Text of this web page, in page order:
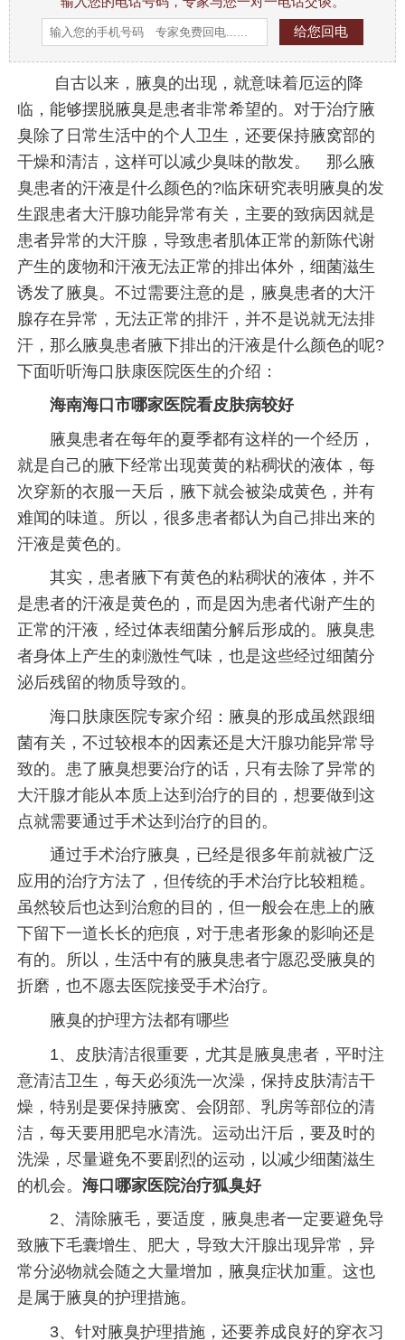
自古以来，腋臭的出现，就意味着厄运的降
临，能够摆脱腋臭是患者非常希望的。对于治疗腋
臭除了日常生活中的个人卫生，还要保持腋窝部的
干燥和清洁，这样可以减少臭味的散发。 那么腋
臭患者的汗液是什么颜色的?临床研究表明腋臭的发
生跟患者大汗腺功能异常有关，主要的致病因就是
患者异常的大汗腺，导致患者肌体正常的新陈代谢
产生的废物和汗液无法正常的排出体外，细菌滋生
诱发了腋臭。不过需要注意的是，腋臭患者的大汗
腺存在异常，无法正常的排汗，并不是说就无法排
汗，那么腋臭患者腋下排出的汗液是什么颜色的呢?
下面听听海口肤康医院医生的介绍：
海南海口市哪家医院看皮肤病较好
腋臭患者在每年的夏季都有这样的一个经历，
就是自己的腋下经常出现黄黄的粘稠状的液体，每
次穿新的衣服一天后，腋下就会被染成黄色，并有
难闻的味道。所以，很多患者都认为自己排出来的
汗液是黄色的。
其实，患者腋下有黄色的粘稠状的液体，并不
是患者的汗液是黄色的，而是因为患者代谢产生的
正常的汗液，经过体表细菌分解后形成的。腋臭患
者身体上产生的刺激性气味，也是这些经过细菌分
泌后残留的物质导致的。
海口肤康医院专家介绍：腋臭的形成虽然跟细
菌有关，不过较根本的因素还是大汗腺功能异常导
致的。患了腋臭想要治疗的话，只有去除了异常的
大汗腺才能从本质上达到治疗的目的，想要做到这
点就需要通过手术达到治疗的目的。
通过手术治疗腋臭，已经是很多年前就被广泛
应用的治疗方法了，但传统的手术治疗比较粗糙。
虽然较后也达到治愈的目的，但一般会在患上的腋
下留下一道长长的疤痕，对于患者形象的影响还是
有的。所以，生活中有的腋臭患者宁愿忍受腋臭的
折磨，也不愿去医院接受手术治疗。
腋臭的护理方法都有哪些
1、皮肤清洁很重要，尤其是腋臭患者，平时注
意清洁卫生，每天必须洗一次澡，保持皮肤清洁干
燥，特别是要保持腋窝、会阴部、乳房等部位的清
洁，每天要用肥皂水清洗。运动出汗后，要及时的
洗澡，尽量避免不要剧烈的运动，以减少细菌滋生
的机会。 海口哪家医院治疗狐臭好
2、清除腋毛，要适度，腋臭患者一定要避免导
致腋下毛囊增生、肥大，导致大汗腺出现异常，异
常分泌物就会随之大量增加，腋臭症状加重。这也
是属于腋臭的护理措施。
3、针对腋臭护理措施，还要养成良好的穿衣习